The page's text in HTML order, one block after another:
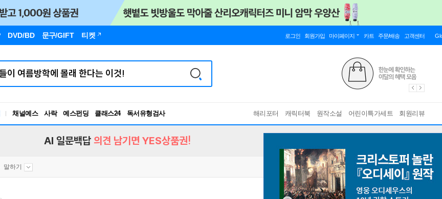
DVD/BD 문구/GIFT 티켓 로그인 회원가입 마이페이지 카트 주문/배송 고객센터
채널예스 사락 예스펀딩 클래스24
독서유형검사
RBTI Lab
해리포터 캐릭터북 원작소설 어린이특가세트 회원리뷰
AI 일문백답 의견 남기면 YES상품권!
말하기